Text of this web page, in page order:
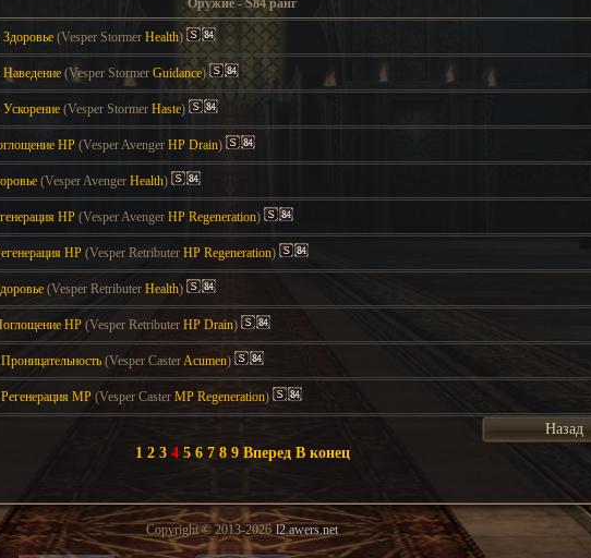
Оружие - S84 ранг
Здоровье (Vesper Stormer Health)
Наведение (Vesper Stormer Guidance)
Ускорение (Vesper Stormer Haste)
НР (Vesper Avenger HP Drain)
(Vesper Avenger Health)
НР (Vesper Avenger HP Regeneration)
НР (Vesper Retributer HP Regeneration)
(Vesper Retributer Health)
НР (Vesper Retributer HP Drain)
Проницательность (Vesper CasterAcumen)
Регенерация МР (Vesper Caster MP Regeneration)
Назад
1 2 3 4 5 6 7 8 9 Вперед В конец
Copyright © 2013-2026 l2.awers.net